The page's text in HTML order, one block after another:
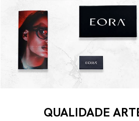
QUALIDADE